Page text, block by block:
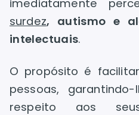
imediatamente
surdez, autismo e
intelectuais.
O propósito é
pessoas,
respeito aos